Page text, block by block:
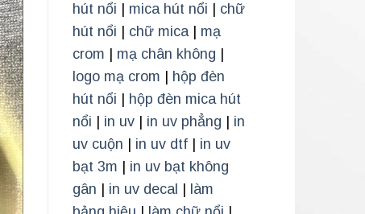
hút nổi
mica hút nổi
chữ
hút nổi
chữ mica| mạ
crom
mạ chân không
logo mạ crom
hộp đèn
hút nổi
hộp đèn mica hút
nổi
in uv| in uv phẳng
in
uv cuộn
in uv dtf| in uv
bạt 3m
in uv bạt không
gân
in uv decal
làm